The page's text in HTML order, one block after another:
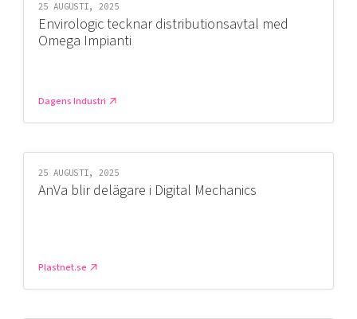
25 AUGUSTI, 2025
Envirologic tecknar distributionsavtal med
Omega Impianti
Dagens Industri
25 AUGUSTI, 2025
AnVa blir delägare i Digital Mechanics
Plastnet.se